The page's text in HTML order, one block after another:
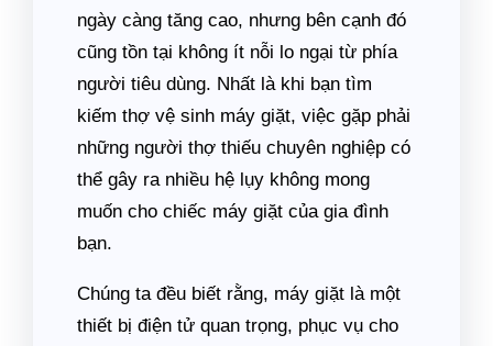
ngày càng tăng cao, nhưng bên cạnh đó
cũng tồn tại không ít nỗi lo ngại từ phía
người tiêu dùng. Nhất là khi bạn tìm
kiếm thợ vệ sinh máy giặt, việc gặp phải
những người thợ thiếu chuyên nghiệp có
thể gây ra nhiều hệ lụy không mong
muốn cho chiếc máy giặt của gia đình
bạn.
Chúng ta đều biết rằng, máy giặt là một
thiết bị điện tử quan trọng, phục vụ cho